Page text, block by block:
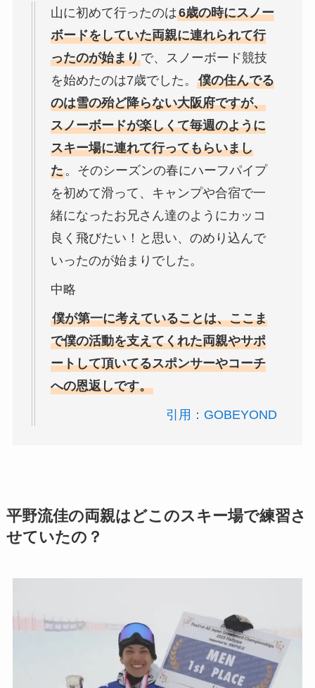
山に初めて行ったのは6歳の時にスノー
ボードをしていた両親に連れられて行
ったのが始まりで、スノーボード競技
を始めたのは7歳でした。 僕の住んでる
のは雪の殆ど降らない大阪府ですが、
スノーボードが楽しくて毎週のように
スキー場に連れて行ってもらいまし
た。そのシーズンの春にハーフパイプ
を初めて滑って、キャンプや合宿で一
緒になったお兄さん達のようにカッコ
良く飛びたい！と思い、のめり込んで
いったのが始まりでした。
中略
僕が第一に考えていることは、ここま
で僕の活動を支えてくれた両親やサポ
ートして頂いてるスポンサーやコーチ
への恩返しです。
引用：GOBEYOND
平野流佳の両親はどこのスキー場で練習さ
せていたの？